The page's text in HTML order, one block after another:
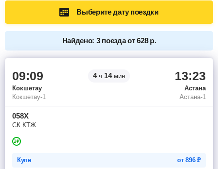
Выберите дату поездки
Найдено: 3 поезда от 628 р.
09:09 4ч 14мин 13:23
Кокшетау
Астана
Кокшетау-1
Астана-1
058Х
СК КТЖ
Купе от896₽